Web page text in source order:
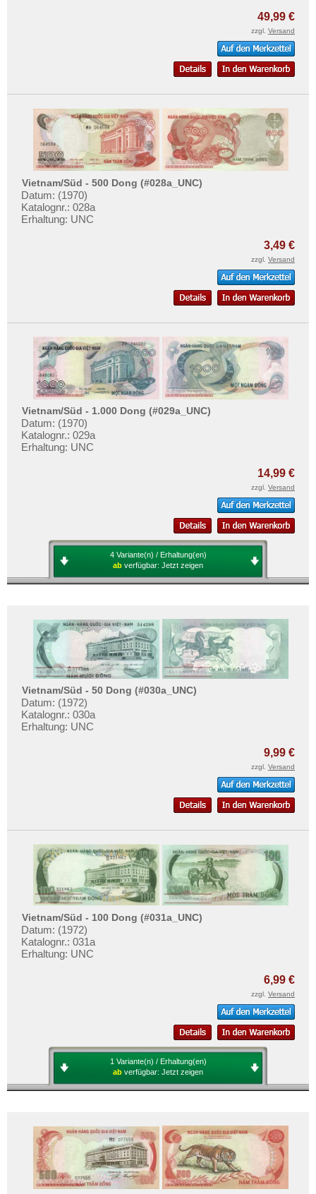
49,99 €
zzgl. Versand
Vietnam/Süd - 500 Dong (#028a_UNC)
Datum: (1970)
Katalognr.: 028a
Erhaltung: UNC
3,49 €
zzgl. Versand
Vietnam/Süd - 1.000 Dong (#029a_UNC)
Datum: (1970)
Katalognr.: 029a
Erhaltung: UNC
14,99 €
zzgl. Versand
4 Variante(n) / Erhaltung(en)
ab verfügbar: Jetzt zeigen
Vietnam/Süd - 50 Dong (#030a_UNC)
Datum: (1972)
Katalognr.: 030a
Erhaltung: UNC
9,99 €
zzgl. Versand
Vietnam/Süd - 100 Dong (#031a_UNC)
Datum: (1972)
Katalognr.: 031a
Erhaltung: UNC
6,99 €
zzgl. Versand
1 Variante(n) / Erhaltung(en)
ab verfügbar: Jetzt zeigen